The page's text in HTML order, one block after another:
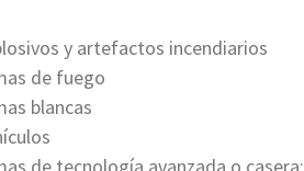
y artefactos incendiarios
de fuego
blancas